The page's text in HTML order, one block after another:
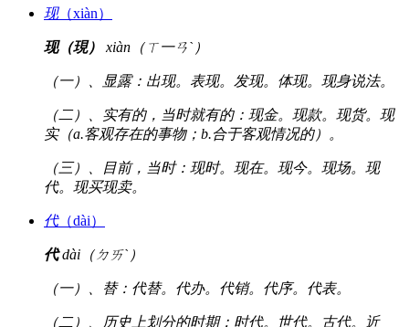
现（xiàn）
现（現） xiàn（ㄒ一ㄢˋ）
（一）、显露：出现。表现。发现。体现。现身说法。
（二）、实有的，当时就有的：现金。现款。现货。现
实（a.客观存在的事物；b.合于客观情况的）。
（三）、目前，当时：现时。现在。现今。现场。现
代。现买现卖。
代（dài）
代dài（ㄉㄞˋ）
（一）、替：代替。代办。代销。代序。代表。
（二）、历史上划分的时期：时代。世代。古代。近